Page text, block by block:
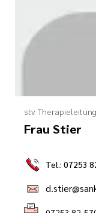
stv. Therapieleitung
Frau Stier
Tel.: 07253